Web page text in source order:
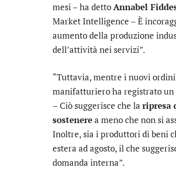
mesi – ha dettoAnnabel
Market Intelligence – È
aumento della produzione
dell’attività nei servizi”.
“Tuttavia, mentre i nuovi
manifatturiero ha registrato un
– Ciò suggerisce che la ripresa
sostenerea meno che non si
Inoltre, sia i produttori di beni
estera ad agosto, il che
domanda interna”.